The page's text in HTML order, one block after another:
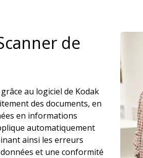
de
au logiciel de Kodak
des documents, en
en informations
automatiquement
ainsi les erreurs
et une conformité